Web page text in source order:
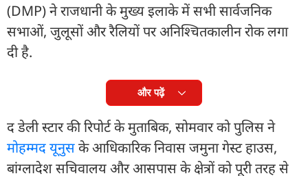
(DMP) ने राजधानी के मुख्य इलाके में सभी सार्वजनिक
सभाओं, जुलूसों और रैलियों पर अनिश्चितकालीन रोक लगा
दी है.
और पढ़ें
द डेली स्टार की रिपोर्ट के मुताबिक, सोमवार को पुलिस ने
मोहम्मद यूनुसके आधिकारिक निवास जमुना गेस्ट हाउस,
बांग्लादेश सचिवालय और आसपास के क्षेत्रों को पूरी तरह से